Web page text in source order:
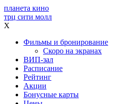
планета кино
трц сити молл
X
Фильмы и бронирование
Скоро на экранах
ВИП-зал
Расписание
Рейтинг
Акции
Бонусные карты